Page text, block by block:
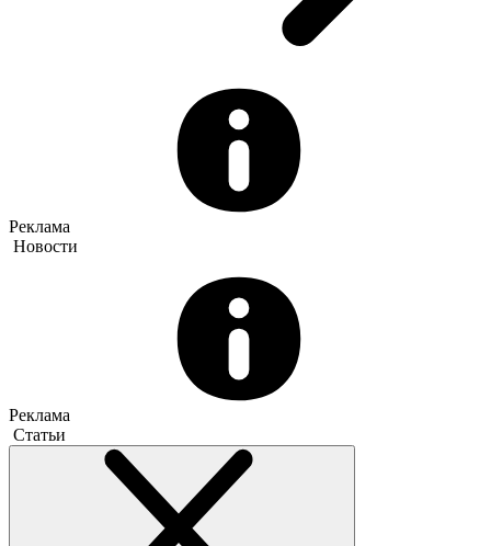
Реклама
Новости
Реклама
Статьи